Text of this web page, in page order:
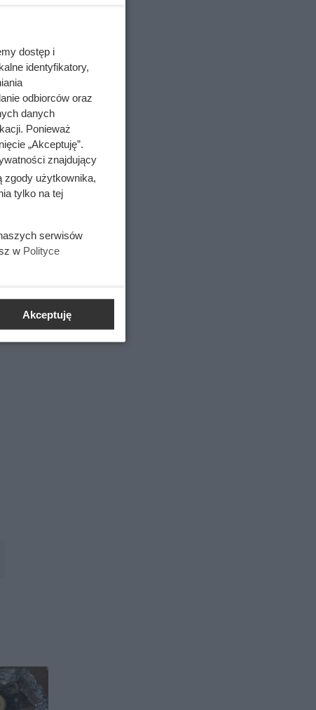
dietetyk
dostęp i
identyfikatory,
odbiorców oraz
danych
Ponieważ
„Akceptuję”.
znajdujący
zgody użytkownika,
tylko na tej
serwisów
w Polityce
Akceptuję